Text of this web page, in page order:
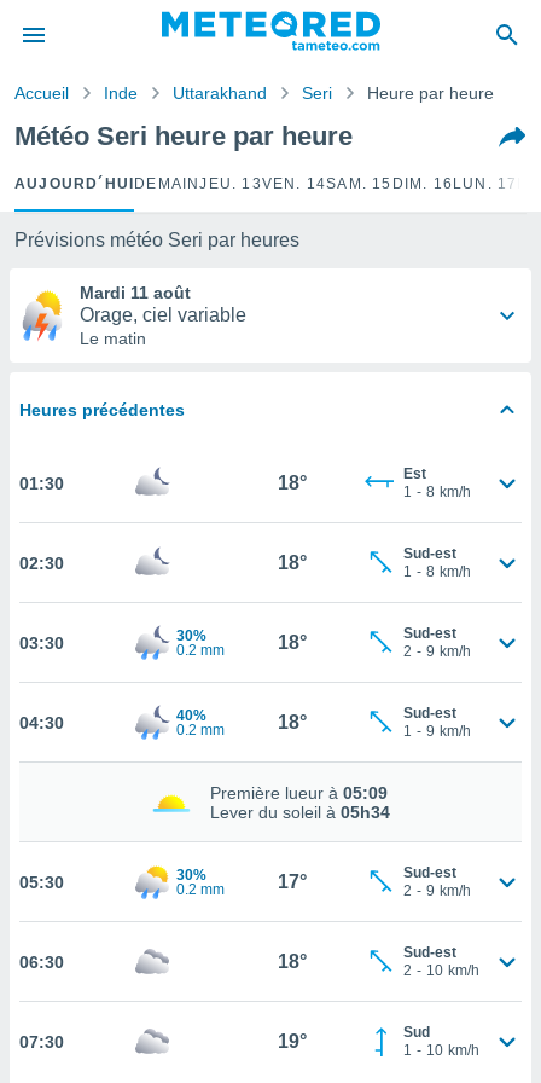
de
a
Vous
et
des
par le
de
sur
et
ET
PARAMÈTRES
Accueil Inde Uttarakhand Seri Heure par heure
Météo Seri heure par heure
AUJOURD´HUI DEMAINJEU. 13VEN. 14SAM. 15 DIM. 16 LUN. 17
Prévisions météo Seri par heures
Mardi 11 août
Orage, ciel variable
Le matin
Heures précédentes
01:30 18°
Est
1 - 8 km/h
02:30 18°
Sud-est
1 - 8 km/h
03:30
30%
0.2 mm
18°
Sud-est
2 - 9 km/h
04:30
40%
0.2 mm
18°
Sud-est
1 - 9 km/h
Première lueur à 05:09
Lever du soleil à 05h34
05:30
30%
0.2 mm
17°
Sud-est
2 - 9 km/h
06:30 18°
Sud-est
2 - 10 km/h
07:30 19°
Sud
1 - 10 km/h